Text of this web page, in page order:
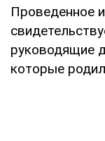
Проведенное
руководящие
которые